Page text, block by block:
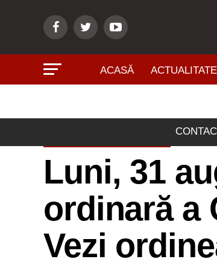
ACASĂ ACTUALITATE
Luni, 31
ordinară a
Vezi